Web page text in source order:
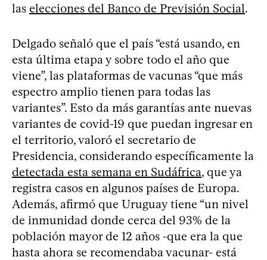
las elecciones del Banco de Previsión Social.
Delgado señaló que el país “está usando, en
esta última etapa y sobre todo el año que
viene”, las plataformas de vacunas “que más
espectro amplio tienen para todas las
variantes”. Esto da más garantías ante nuevas
variantes de covid-19 que puedan ingresar en
el territorio, valoró el secretario de
Presidencia, considerando específicamente la
detectada esta semana en Sudáfrica, que ya
registra casos en algunos países de Europa.
Además, afirmó que Uruguay tiene “un nivel
de inmunidad donde cerca del 93% de la
población mayor de 12 años -que era la que
hasta ahora se recomendaba vacunar- está